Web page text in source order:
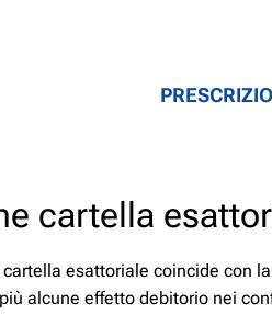
cartella
esattoriale coincide con
alcune effetto debitorio nei